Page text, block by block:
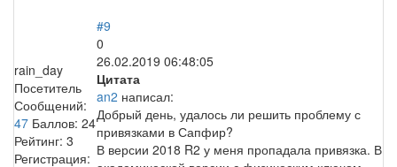
rain_day
Посетитель
Сообщений:
47 Баллов: 24
Рейтинг: 3
Регистрация:
#9
0
26.02.2019 06:48:05
Цитата
an2 написал:
Добрый день, удалось ли решить проблему с
привязками в Сапфир?
В версии 2018 R2 у меня пропадала привязка. В